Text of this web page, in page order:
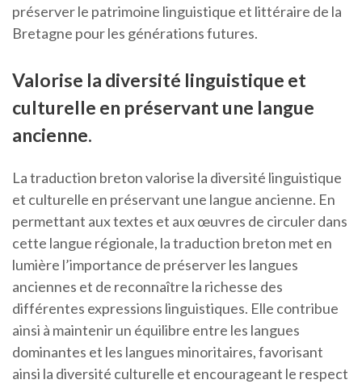
préserver le patrimoine linguistique et littéraire de la
Bretagne pour les générations futures.
Valorise la diversité linguistique et
culturelle en préservant une langue
ancienne.
La traduction breton valorise la diversité linguistique
et culturelle en préservant une langue ancienne. En
permettant aux textes et aux œuvres de circuler dans
cette langue régionale, la traduction breton met en
lumière l’importance de préserver les langues
anciennes et de reconnaître la richesse des
différentes expressions linguistiques. Elle contribue
ainsi à maintenir un équilibre entre les langues
dominantes et les langues minoritaires, favorisant
ainsi la diversité culturelle et encourageant le respect